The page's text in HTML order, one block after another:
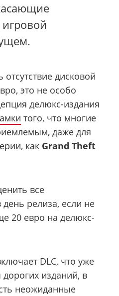
дисковой
это не особо
делюкс-издания
того, что многие
даже для
как Grand Theft
все
релиза, если не
20 евро на делюкс-
DLC, что уже
дорогих изданий, в
неожиданные